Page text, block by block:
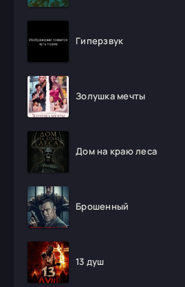
Гиперзвук
Золушка мечты
Дом на краю леса
Брошенный
13 душ